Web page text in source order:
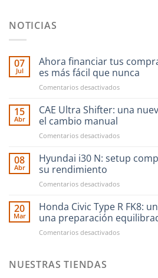
NOTICIAS
07
Jul
Ahora financiar tus
es más fácil que nunca
Comentarios desactivadosen
financiar
en
Motorsport
fácil
nunca
15
Abr
CAE Ultra Shifter: una
el cambio manual
Comentarios desactivadosen
Ultra
Shifter:
nueva
de
entender
cambio
08
Abr
Hyundai i30 N: setup
su rendimiento
Comentarios desactivadosen
i30
setup
completo
20
Mar
Honda Civic Type R FK8:
una preparación
Comentarios desactivadosen
NUESTRAS TIENDAS